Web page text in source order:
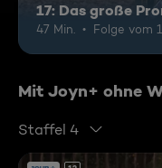
17: Das große
47 Min. Folge vom
Mit Joyn+ ohne
Staffel 4